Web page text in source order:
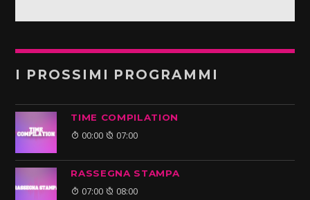
I PROSSIMI PROGRAMMI
TIME COMPILATION
00:00 07:00
RASSEGNA STAMPA
07:00 08:00